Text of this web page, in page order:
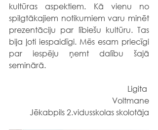
kultūras aspektiem. Kā vienu no
spilgtākajiem notikumiem varu minēt
prezentāciju par lībiešu kultūru. Tas
bija ļoti iespaidīgi. Mēs esam priecīgi
par iespēju ņemt dalību šajā
seminārā.
Voltmane
Jēkabpils 2.vidusskolas skolotāja